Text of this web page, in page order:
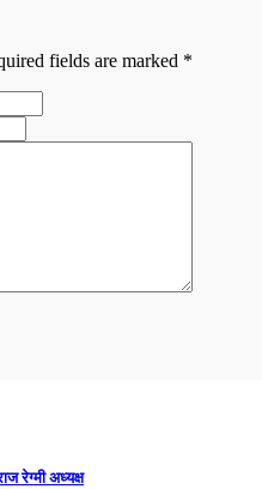
fields are marked *
रेग्मी अध्यक्ष